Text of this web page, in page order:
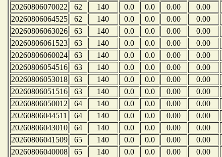
20260806070022
62 140 0.0 0.0 0.00 0.00
20260806064525
62 140 0.0 0.0 0.00 0.00
20260806063026
63 140 0.0 0.0 0.00 0.00
20260806061523
63 140 0.0 0.0 0.00 0.00
20260806060024
63 140 0.0 0.0 0.00 0.00
20260806054516
63 140 0.0 0.0 0.00 0.00
20260806053018
63 140 0.0 0.0 0.00 0.00
20260806051516
63 140 0.0 0.0 0.00 0.00
20260806050012
64 140 0.0 0.0 0.00 0.00
20260806044511
64 140 0.0 0.0 0.00 0.00
20260806043010
64 140 0.0 0.0 0.00 0.00
20260806041509
65 140 0.0 0.0 0.00 0.00
20260806040008
65 140 0.0 0.0 0.00 0.00